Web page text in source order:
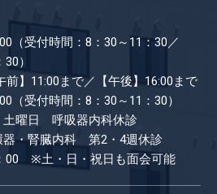
（受付時間：8：30～11：30／
）
前】11:00まで／【午後】16:00まで
（受付時間：8：30～11：30）
曜日 呼吸器内科休診
・腎臓内科 第2・4週休診
00 ※土・日・祝日も​面会可能